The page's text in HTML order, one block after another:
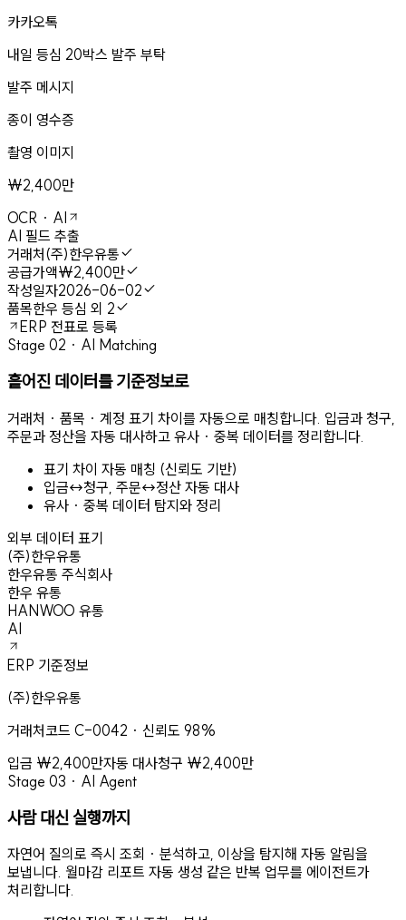
카카오톡
내일 등심 20박스 발주 부탁
발주 메시지
종이 영수증
촬영 이미지
₩2,400만
OCR · AI
AI 필드 추출
거래처(주)한우유통
공급가액₩2,400만
작성일자2026-06-02
품목한우 등심 외 2
ERP 전표로 등록
Stage 02 · AI Matching
흩어진 데이터를 기준정보로
거래처 · 품목 · 계정 표기 차이를 자동으로 매칭합니다. 입금과 청구,
주문과 정산을 자동 대사하고 유사 · 중복 데이터를 정리합니다.
표기 차이 자동 매칭 (신뢰도 기반)
입금↔청구, 주문↔정산 자동 대사
유사 · 중복 데이터 탐지와 정리
외부 데이터 표기
(주)한우유통
한우유통 주식회사
한우 유통
HANWOO 유통
AI
ERP 기준정보
(주)한우유통
거래처코드 C-0042 · 신뢰도 98%
입금 ₩2,400만자동 대사청구 ₩2,400만
Stage 03 · AI Agent
사람 대신 실행까지
자연어 질의로 즉시 조회 · 분석하고, 이상을 탐지해 자동 알림을
보냅니다. 월마감 리포트 자동 생성 같은 반복 업무를 에이전트가
처리합니다.